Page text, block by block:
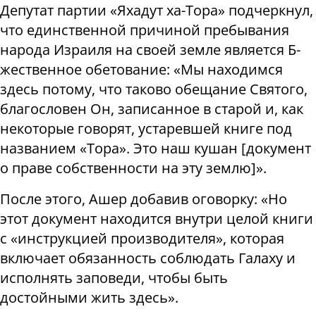
Депутат партии «Яхадут ха-Тора» подчеркнул,
что единственной причиной пребывания
народа Израиля на своей земле является Б-
жественное обетование: «Мы находимся
здесь потому, что таково обещание Святого,
благословен Он, записанное в старой и, как
некоторые говорят, устаревшей книге под
названием «Тора». Это наш кушан [документ
о праве собственности на эту землю]».
После этого, Ашер добавив оговорку: «Но
этот документ находится внутри целой книги
с «инструкцией производителя», которая
включает обязанность соблюдать Галаху и
исполнять заповеди, чтобы быть
достойными жить здесь».